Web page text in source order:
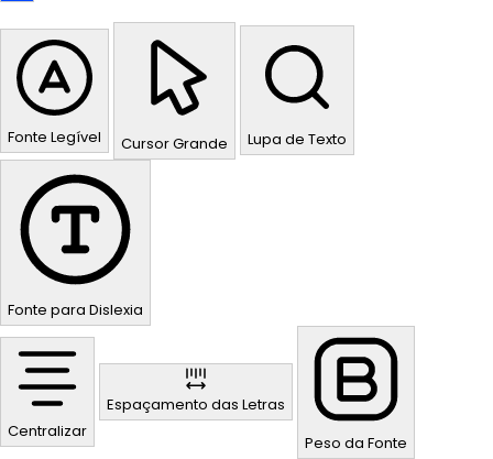
Fonte Legível Cursor Grande Lupa de Texto
Fonte para Dislexia
Centralizar
Espaçamento das Letras
Peso da Fonte